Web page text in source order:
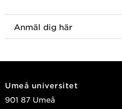
Anmäl dig här
Umeå universitet
901 87 Umeå